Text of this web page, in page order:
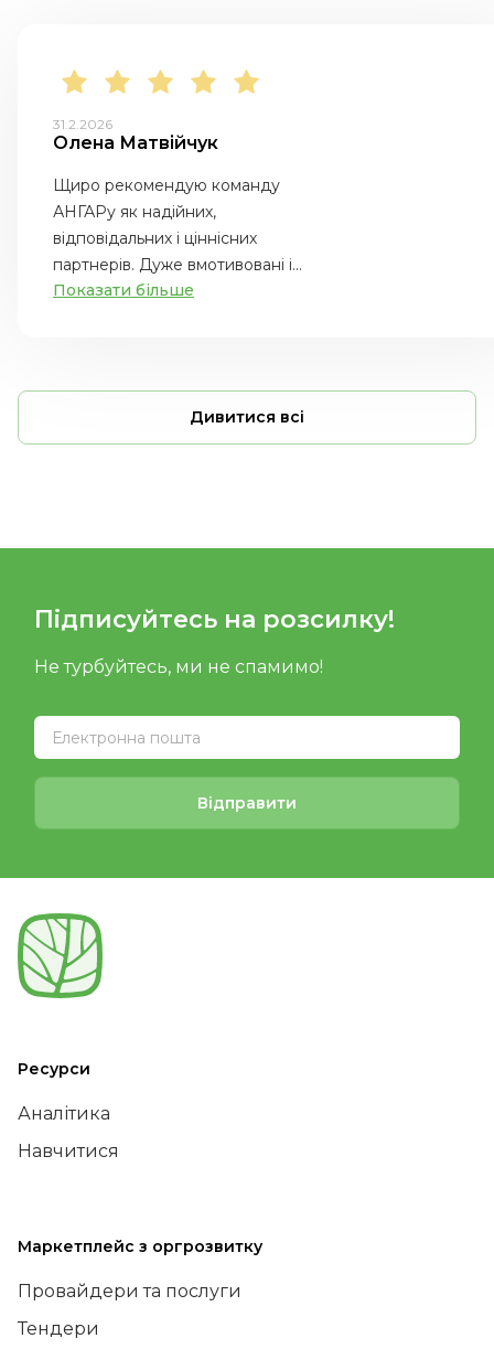
31.2.2026
Олена Матвійчук
Щиро рекомендую команду
АНГАРу як надійних,
відповідальних і ціннісних
партнерів. Дуже вмотивовані і...
Показати більше
Дивитися всі
Підписуйтесь на розсилку!
Не турбуйтесь, ми не спамимо!
Відправити
Ресурси
Аналітика
Навчитися
Маркетплейс з оргрозвитку
Провайдери та послуги
Тендери